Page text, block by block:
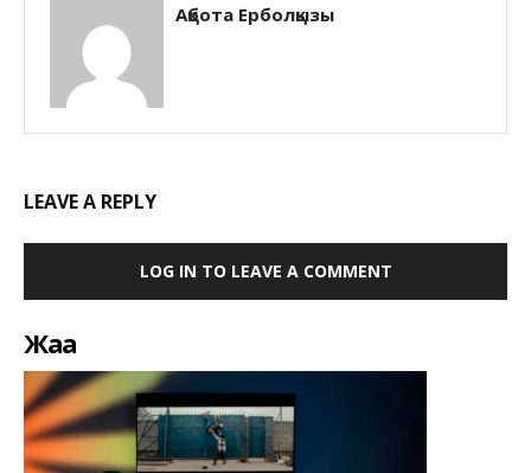
Ақбота Ерболқызы
LEAVE A REPLY
LOG IN TO LEAVE A COMMENT
Жаңа